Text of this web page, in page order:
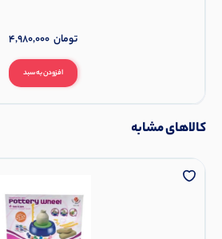
افزودن به سبد
4,980,000 تومان
کالاهای مشابه